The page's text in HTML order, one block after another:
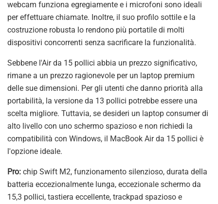
webcam funziona egregiamente e i microfoni sono ideali
per effettuare chiamate. Inoltre, il suo profilo sottile e la
costruzione robusta lo rendono più portatile di molti
dispositivi concorrenti senza sacrificare la funzionalità.
Sebbene l'Air da 15 pollici abbia un prezzo significativo,
rimane a un prezzo ragionevole per un laptop premium
delle sue dimensioni. Per gli utenti che danno priorità alla
portabilità, la versione da 13 pollici potrebbe essere una
scelta migliore. Tuttavia, se desideri un laptop consumer di
alto livello con uno schermo spazioso e non richiedi la
compatibilità con Windows, il MacBook Air da 15 pollici è
l'opzione ideale.
Pro: chip Swift M2, funzionamento silenzioso, durata della
batteria eccezionalmente lunga, eccezionale schermo da
15,3 pollici, tastiera eccellente, trackpad spazioso e